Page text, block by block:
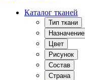
Каталог тканей
Тип ткани
Назначение
Цвет
Рисунок
Состав
Страна